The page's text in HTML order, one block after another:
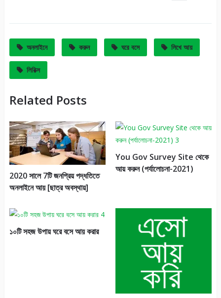
অনলাইনে করুন ঘরে বসে লিখে আয়
লিরিক্স
Related Posts
2020 সালে 7টি জনপ্রিয় পদ্ধতিতে
অনলাইনে আয় [ছাত্র অবস্থায়]
You Gov Survey Site থেকে
আয় করুন (পর্যালোচনা-2021)
১০টি সহজ উপায় ঘরে বসে আয় করার